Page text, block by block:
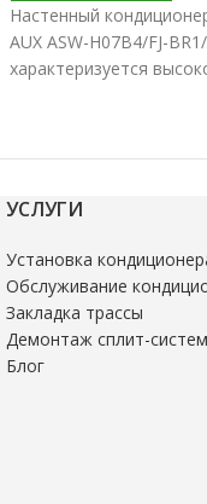
Настенный
AUX ASW-H07B4/FJ-
характеризуется
УСЛУГИ
Установка
Обслуживание
Закладка трассы
Демонтаж сплит-систем
Блог